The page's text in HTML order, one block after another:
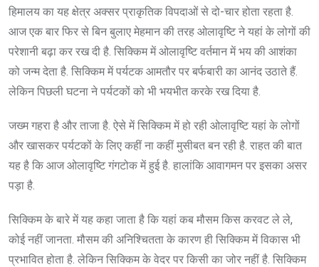
हिमालय का यह क्षेत्र अक्सर प्राकृतिक विपदाओं से दो-चार होता रहता है.
आज एक बार फिर से बिन बुलाए मेहमान की तरह ओलावृष्टि ने यहां के लोगों की
परेशानी बढ़ा कर रख दी है. सिक्किम में ओलावृष्टि वर्तमान में भय की आशंका
को जन्म देता है. सिक्किम में पर्यटक आमतौर पर बर्फबारी का आनंद उठाते हैं.
लेकिन पिछली घटना ने पर्यटकों को भी भयभीत करके रख दिया है.
जख्म गहरा है और ताजा है. ऐसे में सिक्किम में हो रही ओलावृष्टि यहां के लोगों
और खासकर पर्यटकों के लिए कहीं ना कहीं मुसीबत बन रही है. राहत की बात
यह है कि आज ओलावृष्टि गंगटोक में हुई है. हालांकि आवागमन पर इसका असर
पड़ा है.
सिक्किम के बारे में यह कहा जाता है कि यहां कब मौसम किस करवट ले ले,
कोई नहीं जानता. मौसम की अनिश्चितता के कारण ही सिक्किम में विकास भी
प्रभावित होता है. लेकिन सिक्किम के वेदर पर किसी का जोर नहीं है. सिक्किम